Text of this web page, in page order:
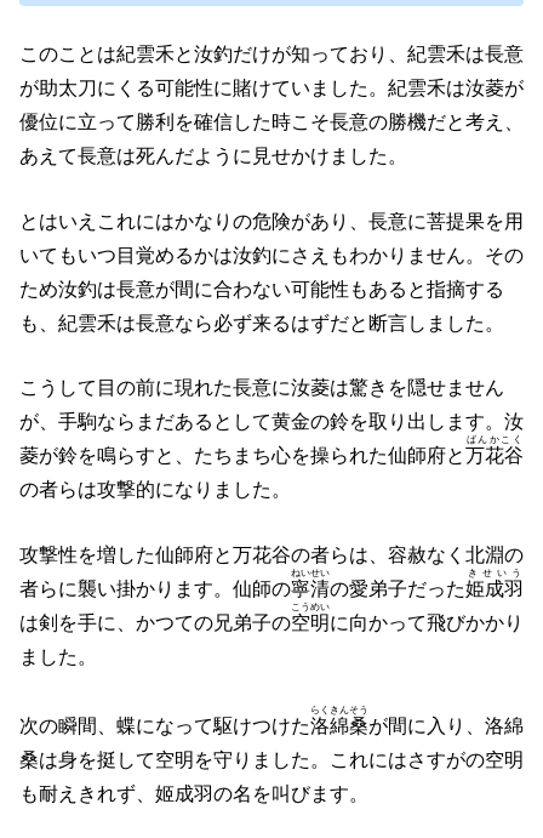
このことは紀雲禾と汝釣だけが知っており、紀雲禾は長意
が助太刀にくる可能性に賭けていました。紀雲禾は汝菱が
優位に立って勝利を確信した時こそ長意の勝機だと考え、
あえて長意は死んだように見せかけました。
とはいえこれにはかなりの危険があり、長意に菩提果を用
いてもいつ目覚めるかは汝釣にさえもわかりません。その
ため汝釣は長意が間に合わない可能性もあると指摘する
も、紀雲禾は長意なら必ず来るはずだと断言しました。
こうして目の前に現れた長意に汝菱は驚きを隠せません
が、手駒ならまだあるとして黄金の鈴を取り出します。汝
菱が鈴を鳴らすと、たちまち心を操られた仙師府と万花谷
ばんかこく
の者らは攻撃的になりました。
攻撃性を増した仙師府と万花谷の者らは、容赦なく北淵の
者らに襲い掛かります。仙師の寧清
ねいせい
の愛弟子だった姫成羽
きせいう
は剣を手に、かつての兄弟子の空明
こうめい
に向かって飛びかかり
ました。
次の瞬間、蝶になって駆けつけた洛綿桑
らくきんそう
が間に入り、洛綿
桑は身を挺して空明を守りました。これにはさすがの空明
も耐えきれず、姬成羽の名を叫びます。